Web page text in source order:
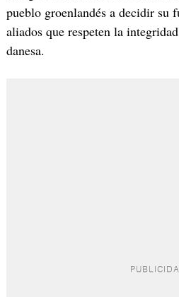
pueblo groenlandés a decidir su
aliados que respeten la
danesa.